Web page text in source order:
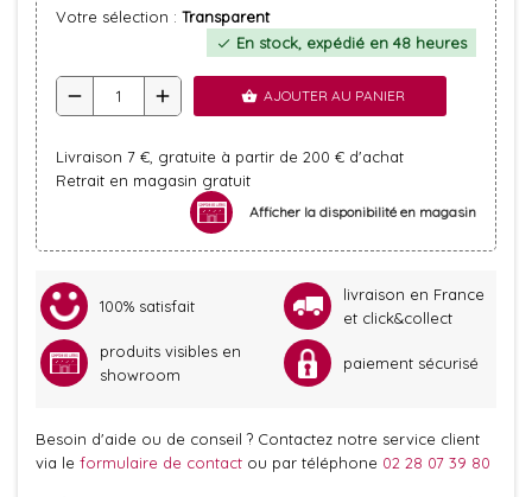
Votre sélection : Transparent
check En stock, expédié en 48 heures
remove add shopping_basket AJOUTER AU PANIER
Livraison 7 €, gratuite à partir de 200 € d'achat
Retrait en magasin gratuit
Afficher la disponibilité en magasin
100% satisfait
livraison en France
et click&collect
produits visibles en
showroom
paiement sécurisé
Besoin d'aide ou de conseil ? Contactez notre service client
via le formulaire de contact ou par téléphone 02 28 07 39 80